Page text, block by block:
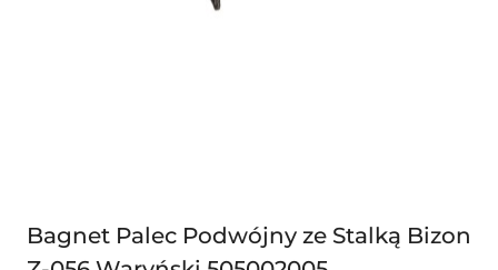
Bagnet Palec Podwójny ze Stalką Bizon